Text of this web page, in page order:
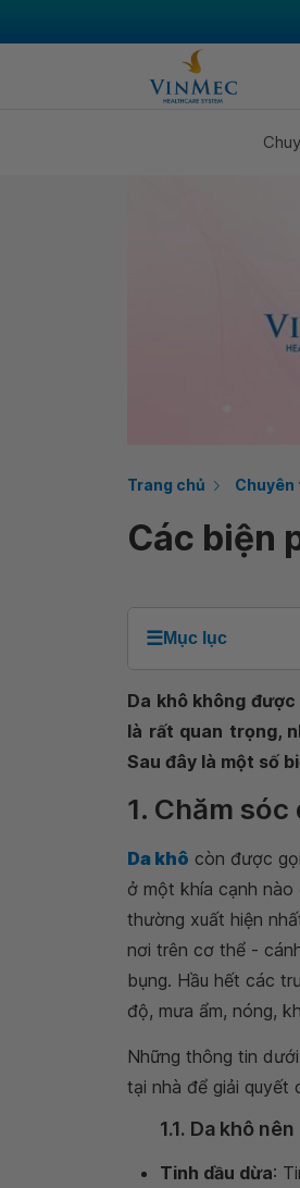
Trang chủ Chuyên
Các biện
☰Mục lục
Da khô không
là rất quan trọng,
Sau đây là một số
1. Chăm
Da khô còn được
ở một khía cạnh
thường xuất hiện
nơi trên cơ thể -
bụng. Hầu hết các
độ, mưa ẩm, nóng,
Những thông tin
tại nhà để giải quyết
1.1. Da khô
Tinh dầu dừa: